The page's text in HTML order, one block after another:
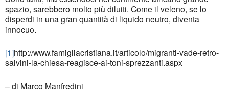
spazio, sarebbero molto più diluiti. Come il veleno, se lo
disperdi in una gran quantità di liquido neutro, diventa
innocuo.
[1]http://www.famigliacristiana.it/articolo/migranti-vade-retro-
salvini-la-chiesa-reagisce-ai-toni-sprezzanti.aspx
– di Marco Manfredini